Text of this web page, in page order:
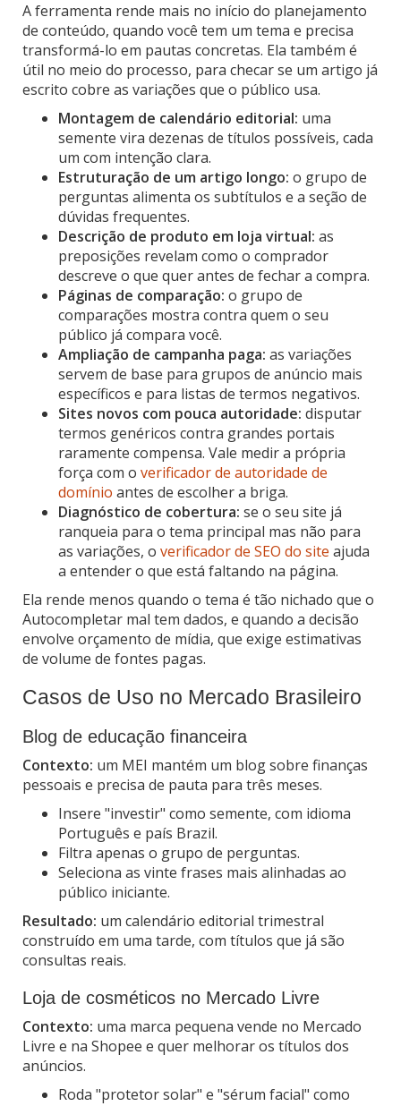
A ferramenta rende mais no início do planejamento
de conteúdo, quando você tem um tema e precisa
transformá-lo em pautas concretas. Ela também é
útil no meio do processo, para checar se um artigo já
escrito cobre as variações que o público usa.
Montagem de calendário editorial: uma
semente vira dezenas de títulos possíveis, cada
um com intenção clara.
Estruturação de um artigo longo: o grupo de
perguntas alimenta os subtítulos e a seção de
dúvidas frequentes.
Descrição de produto em loja virtual: as
preposições revelam como o comprador
descreve o que quer antes de fechar a compra.
Páginas de comparação: o grupo de
comparações mostra contra quem o seu
público já compara você.
Ampliação de campanha paga: as variações
servem de base para grupos de anúncio mais
específicos e para listas de termos negativos.
Sites novos com pouca autoridade: disputar
termos genéricos contra grandes portais
raramente compensa. Vale medir a própria
força com o verificador de autoridade de
domínio antes de escolher a briga.
Diagnóstico de cobertura: se o seu site já
ranqueia para o tema principal mas não para
as variações, o verificador de SEO do site ajuda
a entender o que está faltando na página.
Ela rende menos quando o tema é tão nichado que o
Autocompletar mal tem dados, e quando a decisão
envolve orçamento de mídia, que exige estimativas
de volume de fontes pagas.
Casos de Uso no Mercado Brasileiro
Blog de educação financeira
Contexto: um MEI mantém um blog sobre finanças
pessoais e precisa de pauta para três meses.
Insere "investir" como semente, com idioma
Português e país Brazil.
Filtra apenas o grupo de perguntas.
Seleciona as vinte frases mais alinhadas ao
público iniciante.
Resultado: um calendário editorial trimestral
construído em uma tarde, com títulos que já são
consultas reais.
Loja de cosméticos no Mercado Livre
Contexto: uma marca pequena vende no Mercado
Livre e na Shopee e quer melhorar os títulos dos
anúncios.
Roda "protetor solar" e "sérum facial" como